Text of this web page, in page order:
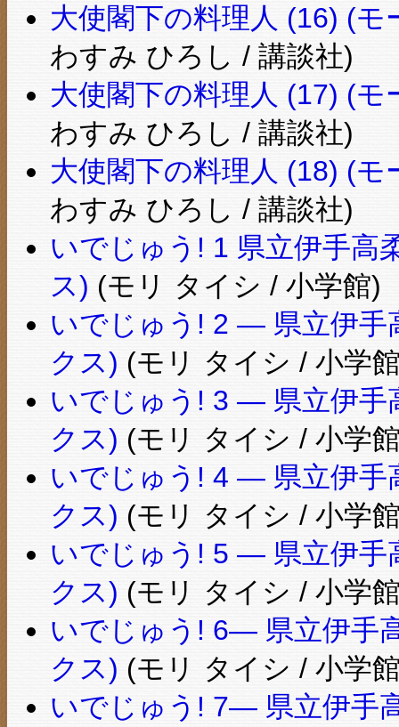
大使閣下の料理人 (16) (モ
わすみ ひろし / 講談社)
大使閣下の料理人 (17) (モ
わすみ ひろし / 講談社)
大使閣下の料理人 (18) (モ
わすみ ひろし / 講談社)
いでじゅう! 1 県立伊手高
ス) (モリ タイシ / 小学館)
いでじゅう! 2 ― 県立伊手
クス) (モリ タイシ / 小学
いでじゅう! 3 ― 県立伊手
クス) (モリ タイシ / 小学
いでじゅう! 4 ― 県立伊手
クス) (モリ タイシ / 小学
いでじゅう! 5 ― 県立伊手
クス) (モリ タイシ / 小学
いでじゅう! 6― 県立伊手
クス) (モリ タイシ / 小学
いでじゅう! 7― 県立伊手